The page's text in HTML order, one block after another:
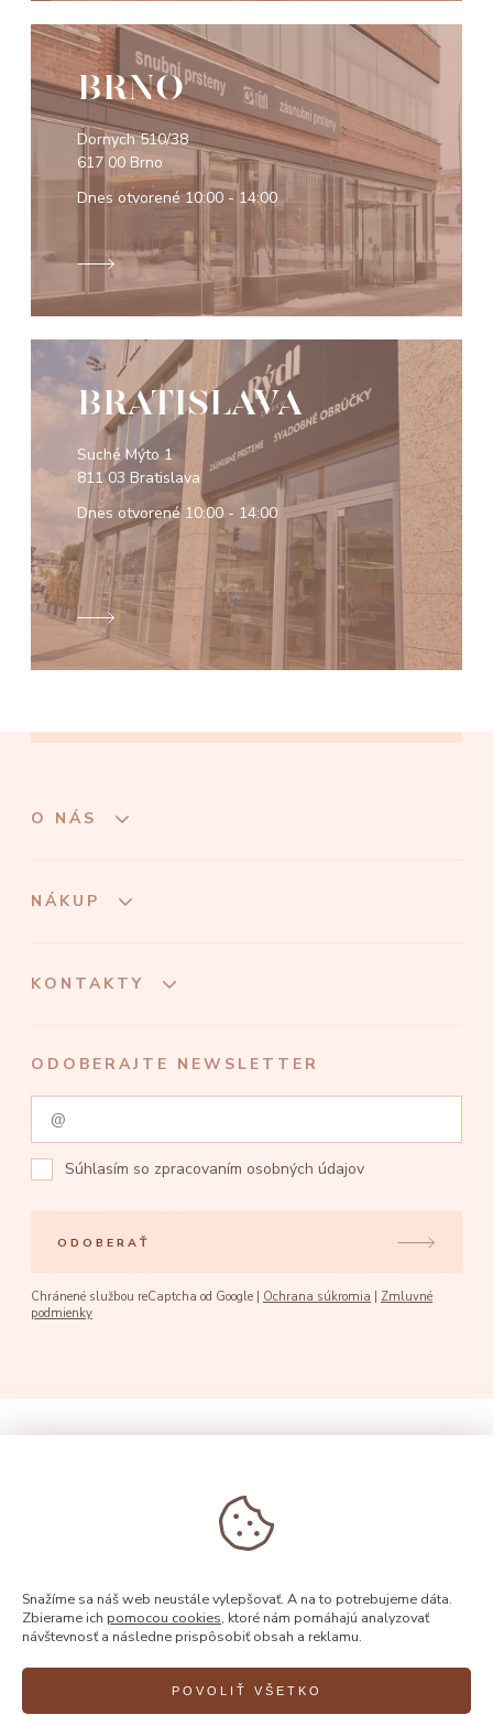
BRNO
Dornych 510/38
617 00 Brno
Dnes otvorené10:00 - 14:00
BRATISLAVA
Suché Mýto 1
811 03 Bratislava
Dnes otvorené 10:00 - 14:00
O NÁS
NÁKUP
KONTAKTY
ODOBERAJTE NEWSLETTER
Súhlasím so zpracovaním osobných údajov
ODOBERAŤ
Chránené službou reCaptcha od Google | Ochrana súkromia
Zmluvné
podmienky
Snažíme sa náš web neustále vylepšovať. A na to potrebujeme dáta.
Zbierame ich pomocou cookies, ktoré nám pomáhajú analyzovať
návštevnosť a následne prispôsobiť obsah a reklamu.
POVOLIŤ VŠETKO